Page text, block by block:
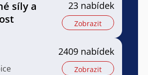
síly a
23 nabídek
Zobrazit
2409 nabídek
Zobrazit